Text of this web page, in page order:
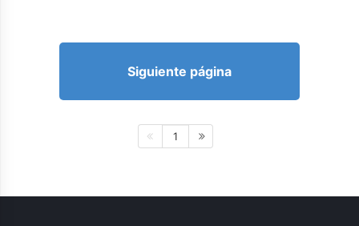
Siguiente página
1